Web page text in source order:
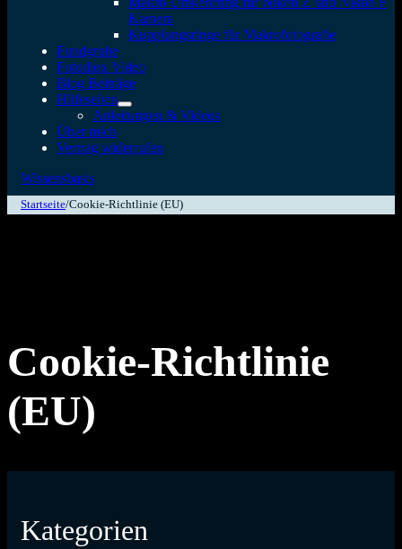
Kamera
Kupplungsringe für Makrofotografie
Fundgrube
Fotodiox Video
Blog Beiträge
Hilfeseiten
Anleitungen & Videos
Über mich
Vertrag widerrufen
Wissensbasis
Startseite/Cookie-Richtlinie (EU)
Cookie-Richtlinie
(EU)
Kategorien